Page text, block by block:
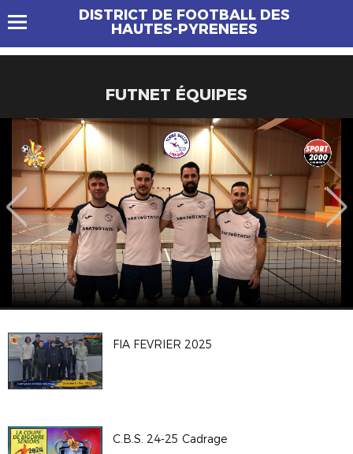
DISTRICT DE FOOTBALL DES
HAUTES-PYRENEES
FUTNET ÉQUIPES
FIA FEVRIER 2025
C.B.S. 24-25 Cadrage